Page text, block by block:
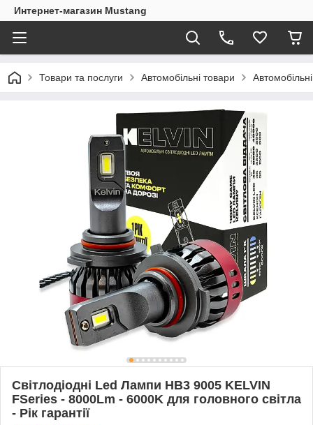
Интернет-магазин Mustang
Товари та послуги Автомобільні товари
Світлодіодні Led Лампи HB3 9005 KELVIN
FSeries - 8000Lm - 6000K для головного світла
- Рік гарантії